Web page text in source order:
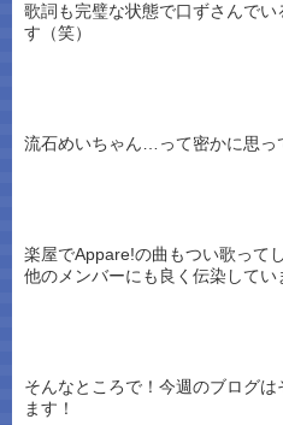
歌詞も完璧な状態で口ずさんで
す（笑）
流石めいちゃん…って密かに思っ
楽屋でAppare!の曲もつい歌って
他のメンバーにも良く伝染してい
そんなところで！今週のブログ
ます！